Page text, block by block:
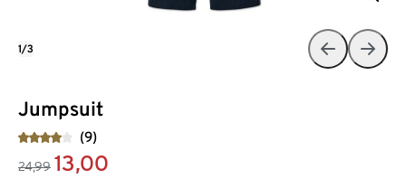
Jumpsuit
(9)
24,99 13,00
1/3